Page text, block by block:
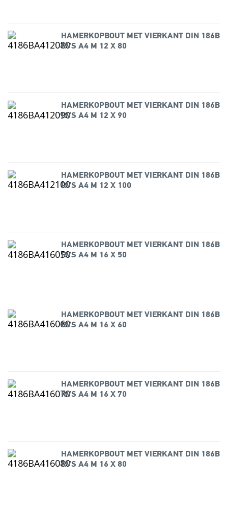
HAMERKOPBOUT MET VIERKANT DIN 186B
RVS A4 M 12 X 80
HAMERKOPBOUT MET VIERKANT DIN 186B
RVS A4 M 12 X 90
HAMERKOPBOUT MET VIERKANT DIN 186B
RVS A4 M 12 X 100
HAMERKOPBOUT MET VIERKANT DIN 186B
RVS A4 M 16 X 50
HAMERKOPBOUT MET VIERKANT DIN 186B
RVS A4 M 16 X 60
HAMERKOPBOUT MET VIERKANT DIN 186B
RVS A4 M 16 X 70
HAMERKOPBOUT MET VIERKANT DIN 186B
RVS A4 M 16 X 80